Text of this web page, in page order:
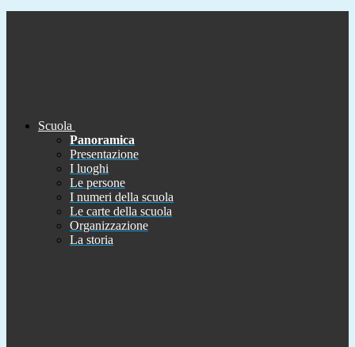
Scuola
Panoramica
Presentazione
I luoghi
Le persone
I numeri della scuola
Le carte della scuola
Organizzazione
La storia